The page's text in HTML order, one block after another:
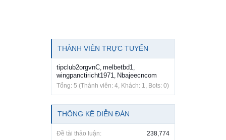
THÀNH VIÊN TRỰC TUYẾN
tipclub2orgvnC, melbetbd1,
wingpanctiricht1971, Nbajeecncom
Tổng: 5 (Thành viên: 4, Khách: 1, Bots: 0)
THỐNG KÊ DIỄN ĐÀN
Đề tài thảo luận:
238,774